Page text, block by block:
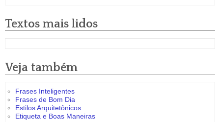
Textos mais lidos
Veja também
Frases Inteligentes
Frases de Bom Dia
Estilos Arquitetônicos
Etiqueta e Boas Maneiras